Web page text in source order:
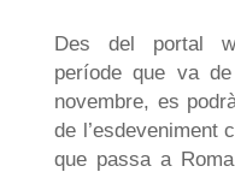
Des del portal
període que va
novembre, es
de l’esdeveniment
que passa a